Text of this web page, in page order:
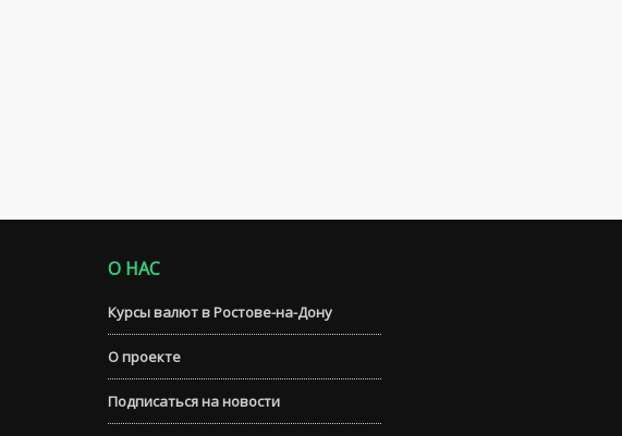
О НАС
Курсы валют в Ростове-на-Дону
О проекте
Подписаться на новости